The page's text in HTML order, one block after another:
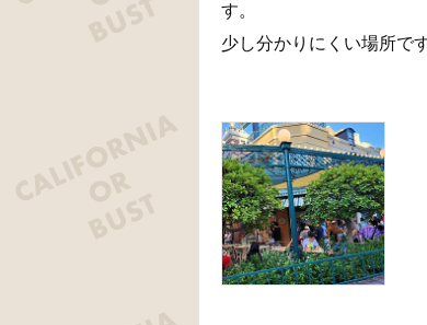
す。
少し分かりにくい場所で